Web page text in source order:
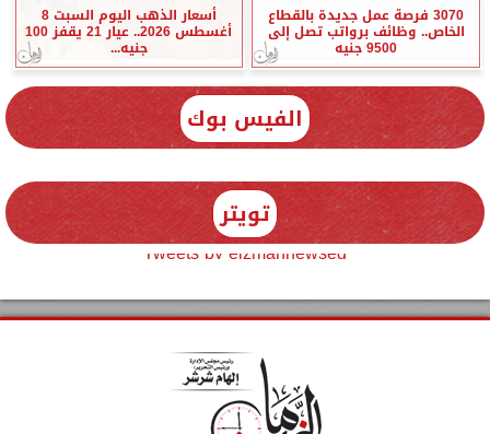
3070 فرصة عمل جديدة بالقطاع
الخاص.. وظائف برواتب تصل إلى
9500 جنيه
أسعار الذهب اليوم السبت 8
أغسطس 2026.. عيار 21 يقفز 100
جنيه...
الفيس بوك
تويتر
Tweets by elzmannewseg